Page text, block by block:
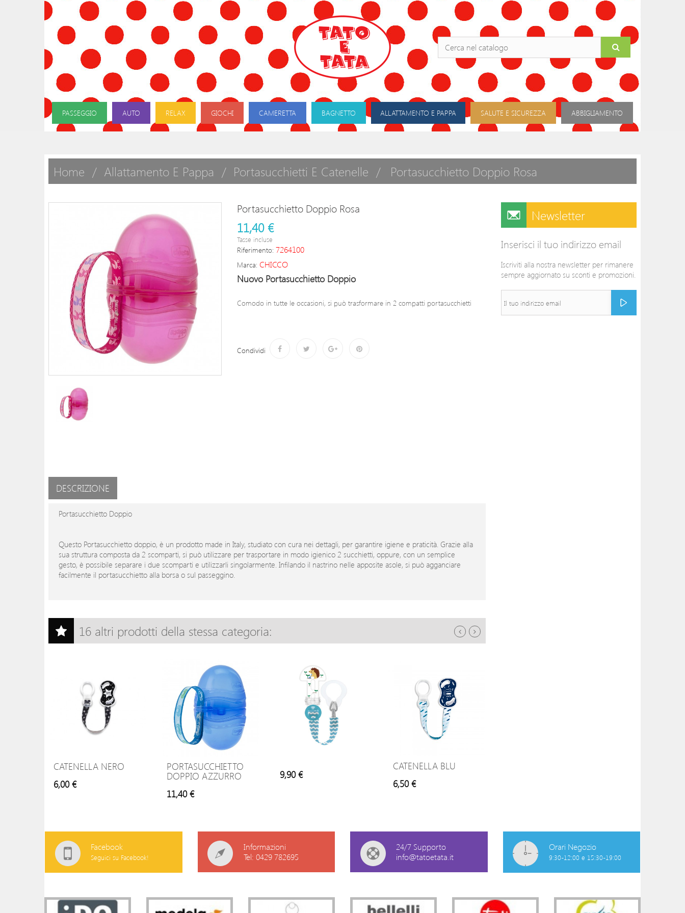
PASSEGGIO AUTO RELAX GIOCHI CAMERETTA BAGNETTO ALLATTAMENTO E PAPPA SALUTE E SICUREZZA ABBIGLIAMENTO
Home Allattamento E Pappa Portasucchietti E Catenelle Portasucchietto Doppio Rosa
Portasucchietto Doppio Rosa
11,40 €
Tasse incluse
Riferimento: 7264100
Marca: CHICCO
Nuovo Portasucchietto Doppio
Comodo in tutte le occasioni, si può trasformare in 2 compatti portasucchietti
Condividi
DESCRIZIONE
Portasucchietto Doppio
Questo Portasucchietto doppio, è un prodotto made in Italy, studiato con cura nei dettagli, per garantire igiene e praticità. Grazie alla
sua struttura composta da 2 scomparti, si può utilizzare per trasportare in modo igienico 2 succhietti, oppure, con un semplice
gesto, è possibile separare i due scomparti e utilizzarli singolarmente. Infilando il nastrino nelle apposite asole, si può agganciare
facilmente il portasucchietto alla borsa o sul passeggino.
16 altri prodotti della stessa categoria:
CATENELLA NERO
6,00 €
PORTASUCCHIETTO
DOPPIO AZZURRO
11,40 €
9,90 €
CATENELLA BLU
6,50 €
Newsletter
Inserisci il tuo indirizzo email
Iscriviti alla nostra newsletter per rimanere
sempre aggiornato su sconti e promozioni.
Facebook
Seguici su Facebook!
Informazioni
Tel: 0429 782695
24/7 Supporto
info@tatoetata.it
Orari Negozio
9:30-12:00 e 15:30-19:00